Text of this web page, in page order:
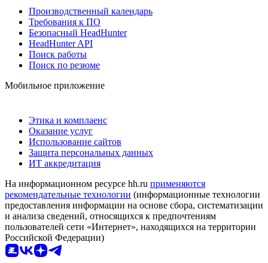
Производственный календарь
Требования к ПО
Безопасный HeadHunter
HeadHunter API
Поиск работы
Поиск по резюме
Мобильное приложение
Этика и комплаенс
Оказание услуг
Использование сайтов
Защита персональных данных
ИТ аккредитация
На информационном ресурсе hh.ru применяются
рекомендательные технологии (информационные технологии
предоставления информации на основе сбора, систематизации
и анализа сведений, относящихся к предпочтениям
пользователей сети «Интернет», находящихся на территории
Российской Федерации)